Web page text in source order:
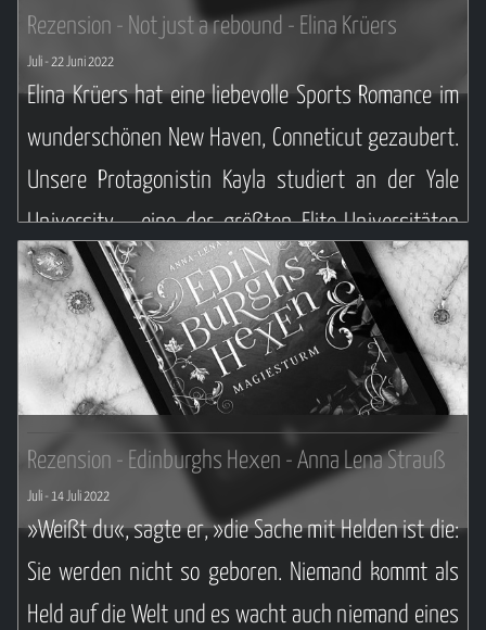
Rezension - Not just a rebound - Elina Krüers
Juli - 22 Juni 2022
Elina Krüers hat eine liebevolle Sports Romance im
wunderschönen New Haven, Conneticut gezaubert.
Unsere Protagonistin Kayla studiert an der Yale
University - eine der größten Elite-Universitäten
des Landes und trifft dort eine Handvoll neue
Freunde sowie den sportlichen und nicht weniger
begabten Jordan.
Weiterlesen ...
Rezension - Edinburghs Hexen - Anna Lena Strauß
Juli - 14 Juli 2022
»Weißt du«, sagte er, »die Sache mit Helden ist die:
Sie werden nicht so geboren. Niemand kommt als
Held auf die Welt und es wacht auch niemand eines